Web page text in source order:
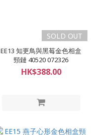
SOLD OUT
EE13 知更鳥與黑莓金色相盒
頸鏈 40520 072326
HK$388.00